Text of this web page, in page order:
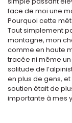
face de moi une
Pourquoi cette
Tout simplement
montagne, mon
comme en haute
tracée ni même un
solitude de
en plus de gens,
soutien était de
importante à mes